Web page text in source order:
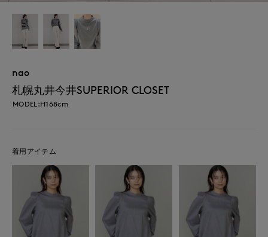
nao
札幌丸井今井SUPERIOR CLOSET
MODEL:H168cm
着用アイテム